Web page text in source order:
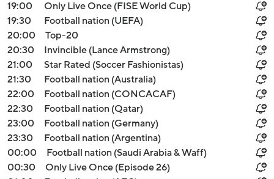
19:00
Only Live Once (FISE World Cup)
19:30
Football nation (UEFA)
20:00
Top-20
20:30
Invincible (Lance Armstrong)
21:00
Star Rated (Soccer Fashionistas)
21:30
Football nation (Australia)
22:00
Football nation (CONCACAF)
22:30
Football nation (Qatar)
23:00
Football nation (Germany)
23:30
Football nation (Argentina)
00:00
Football nation (Saudi Arabia & Waff)
00:30
Only Live Once (Episode 26)